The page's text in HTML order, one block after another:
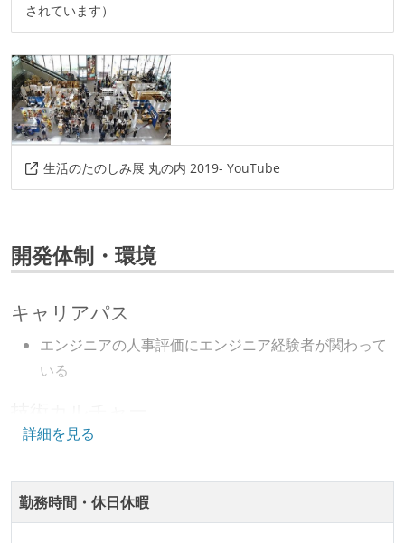
されています）
生活のたのしみ展 丸の内 2019- YouTube
開発体制・環境
キャリアパス
エンジニアの人事評価にエンジニア経験者が関わって
いる
CTO またはそれに準じる、技術やワークフローの標準
開発メンバーの裁量
詳細を見る
勤務時間・休日休暇